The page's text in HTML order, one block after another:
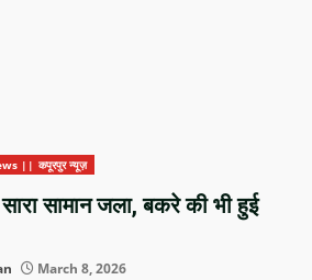
|| कपूरपुर न्यूज़
सामान जला, बकरे की भी हुई
March 8, 2026